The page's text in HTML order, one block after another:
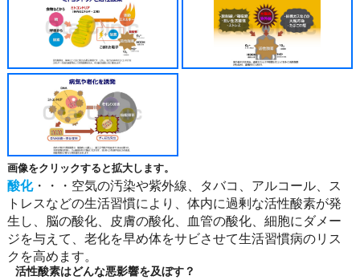
画像をクリックすると拡大します。
酸化・・・空気の汚染や紫外線、タバコ、アルコール、ス
トレスなどの生活習慣により、体内に過剰な活性酸素が発
生し、脳の酸化、皮膚の酸化、血管の酸化、細胞にダメー
ジを与えて、老化を早め体をサビさせて生活習慣病のリス
クを高めます。
活性酸素はどんな悪影響を及ぼす？